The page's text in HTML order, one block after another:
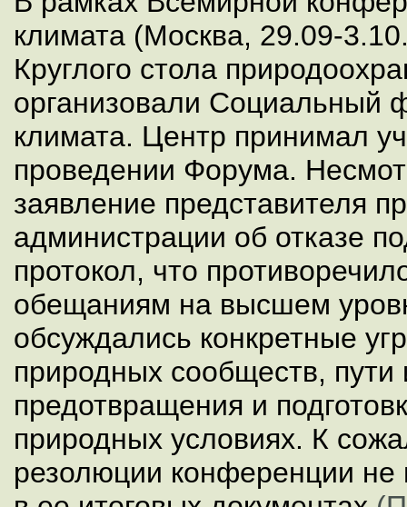
климата (Москва, 29.09-
Круглого стола
организовали Социальный
климата. Центр принимал
проведении Форума.
заявление представителя
администрации об отказе
протокол, что
обещаниям на высшем
обсуждались конкретные
природных сообществ,
предотвращения и
природных условиях. К
резолюции конференции не